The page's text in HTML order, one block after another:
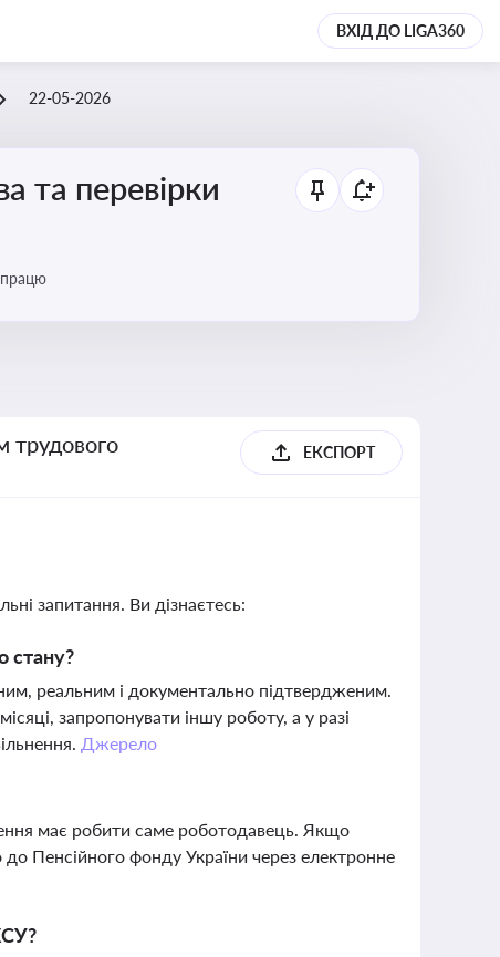
ВХІД ДО LIGA360
22-05-2026
та перевірки
трудового
ЕКСПОРТ
запитання. Ви дізнаєтесь:
стану?
реальним і документально підтвердженим.
запропонувати іншу роботу, а у разі
Джерело
має робити саме роботодавець. Якщо
Пенсійного фонду України через електронне